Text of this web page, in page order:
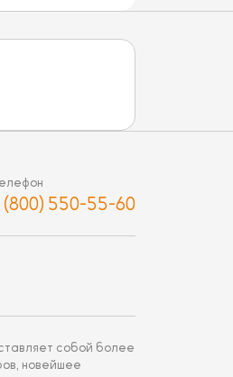
(800) 550-55-60
собой более
новейшее